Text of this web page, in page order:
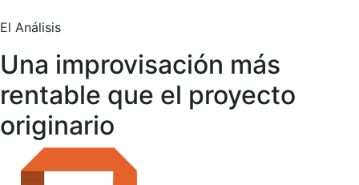
El Análisis
Una improvisación más
rentable que el proyecto
originario